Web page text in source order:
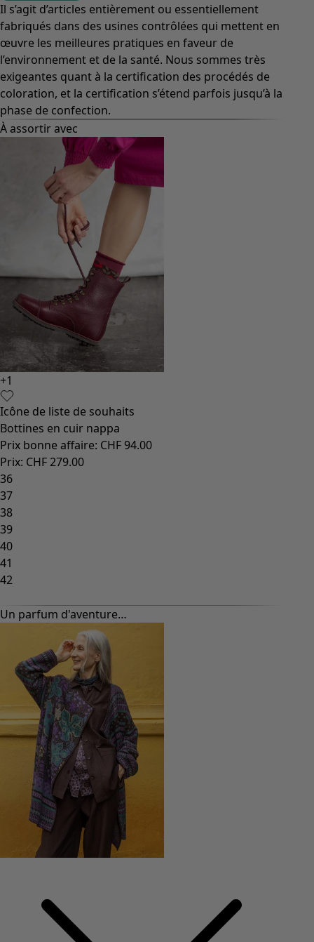
Il s’agit d’articles entièrement ou essentiellement
fabriqués dans des usines contrôlées qui mettent en
œuvre les meilleures pratiques en faveur de
l’environnement et de la santé. Nous sommes très
exigeantes quant à la certification des procédés de
coloration, et la certification s’étend parfois jusqu’à la
phase de confection.
À assortir avec
+1
Icône de liste de souhaits
Bottines en cuir nappa
Prix bonne affaire: CHF 94.00
Prix: CHF 279.00
36
37
38
39
40
41
42
Un parfum d'aventure…